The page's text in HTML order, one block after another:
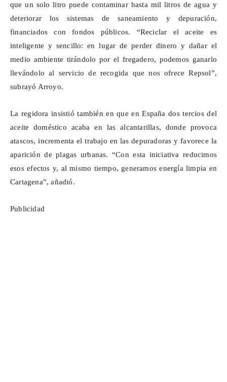
que un solo litro puede contaminar hasta mil litros de agua y
deteriorar los sistemas de saneamiento y depuración,
financiados con fondos públicos. “Reciclar el aceite es
inteligente y sencillo: en lugar de perder dinero y dañar el
medio ambiente tirándolo por el fregadero, podemos ganarlo
llevándolo al servicio de recogida que nos ofrece Repsol”,
subrayó Arroyo.
La regidora insistió también en que en España dos tercios del
aceite doméstico acaba en las alcantarillas, donde provoca
atascos, incrementa el trabajo en las depuradoras y favorece la
aparición de plagas urbanas. “Con esta iniciativa reducimos
esos efectos y, al mismo tiempo, generamos energía limpia en
Cartagena”, añadió.
Publicidad